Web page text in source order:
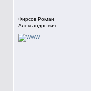
Фирсов Роман
Александрович